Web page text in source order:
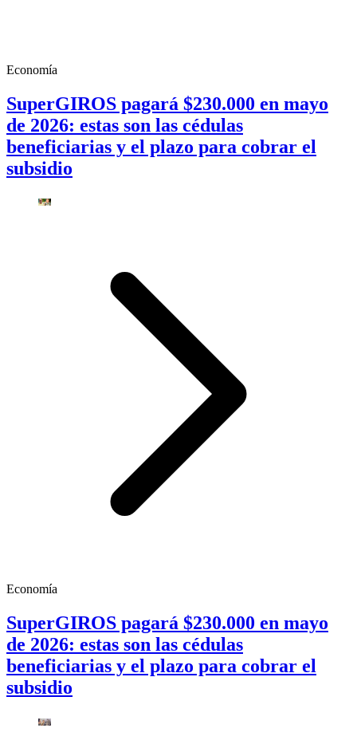
Economía
SuperGIROS pagará $230.000 en mayo
de 2026: estas son las cédulas
beneficiarias y el plazo para cobrar el
subsidio
Economía
SuperGIROS pagará $230.000 en mayo
de 2026: estas son las cédulas
beneficiarias y el plazo para cobrar el
subsidio